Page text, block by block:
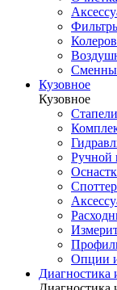
Кузовное
Кузовное
Стапели
Ручной
Опции
Диагностика